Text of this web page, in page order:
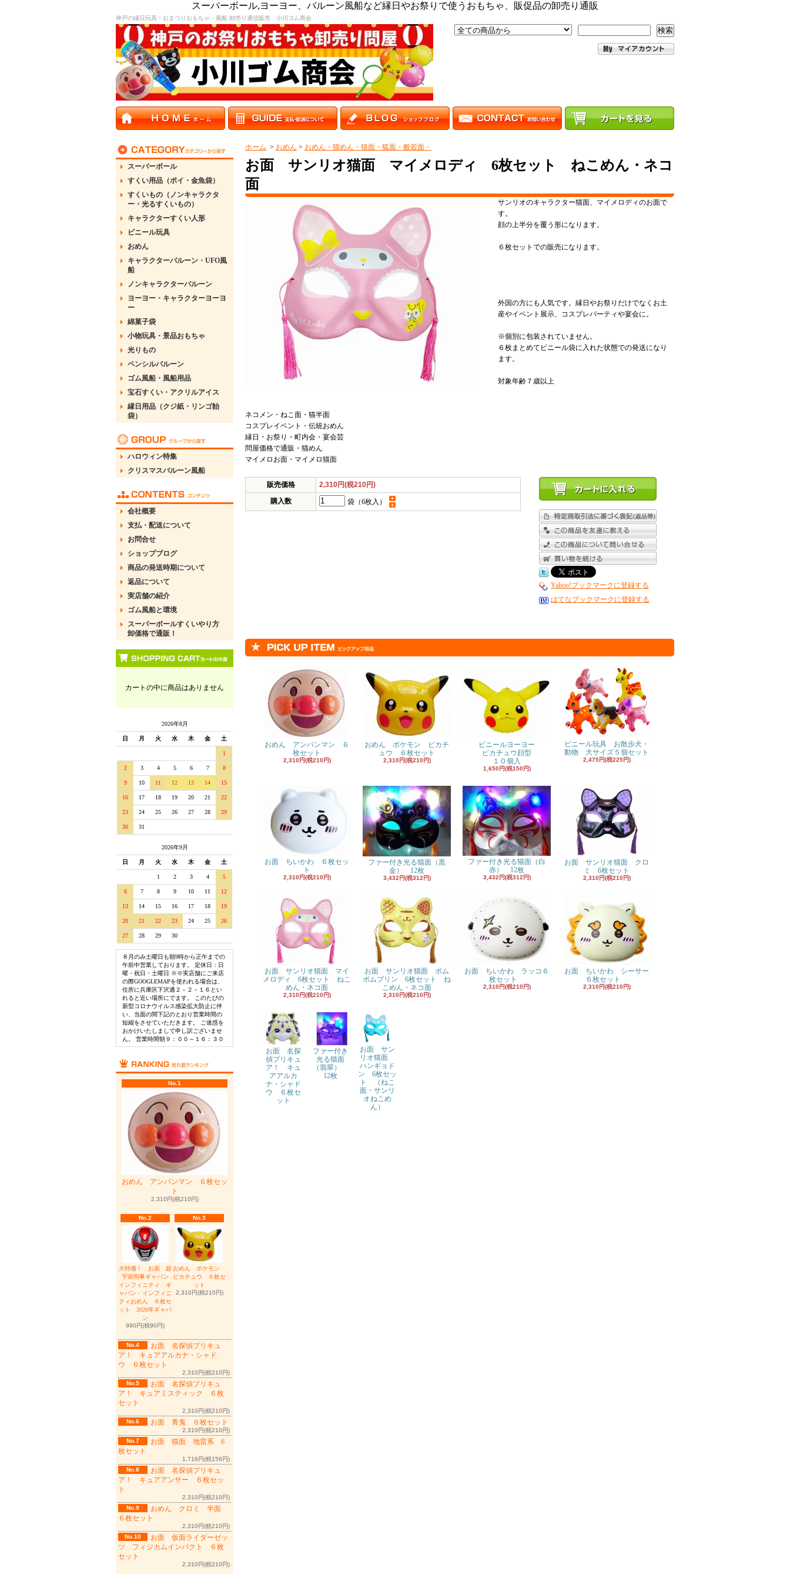
スーパーボール,ヨーヨー、バルーン風船など縁日やお祭りで使うおもちゃ、販促品の卸売り通販
神戸の縁日玩具・おまつりおもちゃ・風船 卸売り通信販売 小川ゴム商会
検索
スーパーボール
すくい用品（ポイ・金魚袋）
すくいもの（ノンキャラクタ
ー・光るすくいもの）
キャラクターすくい人形
ビニール玩具
おめん
キャラクターバルーン・UFO風
船
ノンキャラクターバルーン
ヨーヨー・キャラクターヨーヨ
ー
綿菓子袋
小物玩具・景品おもちゃ
光りもの
ペンシルバルーン
ゴム風船・風船用品
宝石すくい・アクリルアイス
縁日用品（クジ紙・リンゴ飴
袋）
ハロウィン特集
クリスマスバルーン風船
会社概要
支払・配送について
お問合せ
ショップブログ
商品の発送時期について
返品について
実店舗の紹介
ゴム風船と環境
スーパーボールすくいやり方
卸価格で通販！
カートの中に商品はありません
2026年8月
日 月 火 水 木 金 土
1
2 3 4 5 6 7 8
9 10 11 12 13 14 15
16 17 18 19 20 21 22
23 24 25 26 27 28 29
30 31
2026年9月
日 月 火 水 木 金 土
1 2 3 4 5
6 7 8 9 10 11 12
13 14 15 16 17 18 19
20 21 22 23 24 25 26
27 28 29 30
８月のみ土曜日も朝9時から正午までの
午前中営業しております。 定休日：日
曜・祝日・土曜日 ※※実店舗にご来店
の際GOOGLEMAPを使われる場合は、
住所に兵庫区下沢通２－２－１６とい
れると近い場所にでます。 このたびの
新型コロナウイルス感染拡大防止に伴
い、当面の間下記のとおり営業時間の
短縮をさせていただきます。 ご迷惑を
おかけいたしまして申し訳ございませ
ん。 営業時間朝９：００～１６：３０
No.1
おめん アンパンマン ６枚セッ
ト
2,310円(税210円)
No.2
大特価！ お面 超
宇宙刑事ギャバン
インフィニティ ギ
ャバン・インフィニ
ティおめん ６枚セ
ット 2026年ギャバ
ン
990円(税90円)
No.3
おめん ポケモン
ピカチュウ ６枚セ
ット
2,310円(税210円)
No.4
お面 名探偵プリキュ
ア！ キュアアルカナ・シャド
ウ ６枚セット
2,310円(税210円)
No.5
お面 名探偵プリキュ
ア！ キュアミスティック ６枚
セット
2,310円(税210円)
No.6
お面 青鬼 ６枚セット
2,310円(税210円)
No.7
お面 猫面 地雷系 6
枚セット
1,716円(税156円)
No.8
お面 名探偵プリキュ
ア！ キュアアンサー ６枚セッ
ト
2,310円(税210円)
No.9
おめん クロミ 半面
６枚セット
2,310円(税210円)
No.10
お面 仮面ライダーゼッ
ツ フィジカムインパクト ６枚
セット
2,310円(税210円)
ホーム > おめん > おめん・猫めん・猫面・狐面・般若面・
お面 サンリオ猫面 マイメロディ 6枚セット ねこめん・ネコ
面
サンリオのキャラクター猫面、マイメロディのお面で
す。
顔の上半分を覆う形になります。
６枚セットでの販売になります。
外国の方にも人気です。縁日やお祭りだけでなくお土
産やイベント展示、コスプレパーティや宴会に。
※個別に包装されていません。
６枚まとめてビニール袋に入れた状態での発送になり
ます。
対象年齢７歳以上
ネコメン・ねこ面・猫半面
コスプレイベント・伝統おめん
縁日・お祭り・町内会・宴会芸
問屋価格で通販・猫めん
マイメロお面・マイメロ猫面
販売価格
2,310円(税210円)
購入数
袋（6枚入）
Yahoo!ブックマークに登録する
はてなブックマークに登録する
おめん アンパンマン ６
枚セット
2,310円(税210円)
おめん ポケモン ピカチ
ュウ ６枚セット
2,310円(税210円)
ビニールヨーヨー
ピカチュウ顔型
１０個入
1,650円(税150円)
ビニール玩具 お散歩犬・
動物 大サイズ５個セット
2,475円(税225円)
お面 ちいかわ ６枚セッ
ト
2,310円(税210円)
ファー付き光る猫面（黒
金） 12枚
3,432円(税312円)
ファー付き光る猫面（白
赤） 12枚
3,432円(税312円)
お面 サンリオ猫面 クロ
ミ 6枚セット
2,310円(税210円)
お面 サンリオ猫面 マイ
メロディ 6枚セット ねこ
めん・ネコ面
2,310円(税210円)
お面 サンリオ猫面 ポム
ポムプリン 6枚セット ね
こめん・ネコ面
2,310円(税210円)
お面 ちいかわ ラッコ６
枚セット
2,310円(税210円)
お面 ちいかわ シーサー
６枚セット
2,310円(税210円)
お面 名探
偵プリキュ
ア！ キュ
アアルカ
ナ・シャド
ウ ６枚セ
ット
ファー付き
光る猫面
（翡翠）
12枚
お面 サン
リオ猫面
ハンギョド
ン 6枚セッ
ト （ねこ
面・サンリ
オねこめ
ん）